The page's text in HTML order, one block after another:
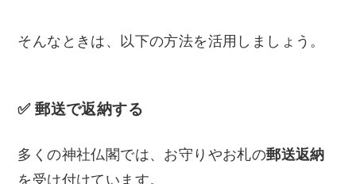
そんなときは、以下の方法を活用しましょう。
✅ 郵送で返納する
多くの神社仏閣では、お守りやお札の郵送返納
を受け付けています。